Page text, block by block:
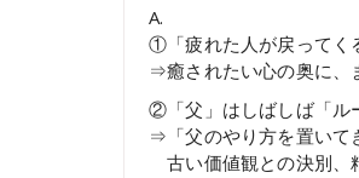
A.
①「疲れた人が戻ってく
⇒癒されたい心の奥に、
②「父」はしばしば「ル
⇒「父のやり方を置いて
古い価値観との決別、